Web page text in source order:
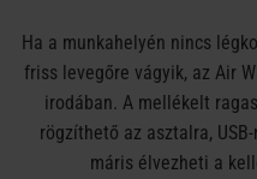
Ha a munkahelyén nincs
friss levegőre vágyik, az Air
irodában. A mellékelt
rögzíthető az asztalra,
máris élvezheti a